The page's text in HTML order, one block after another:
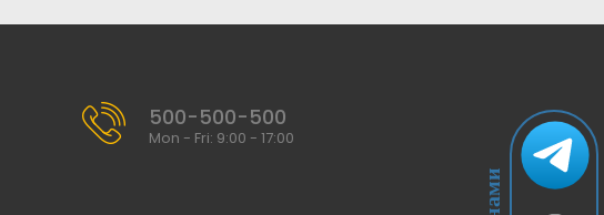
500-500-500
Mon - Fri: 9:00 - 17:00